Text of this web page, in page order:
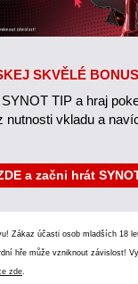
SKVĚLÉ
TIP a hraj
nutnosti vkladu a
a začni hrát
Zákaz účasti osob mladších 18
hře může vzniknout závislost!
zde.